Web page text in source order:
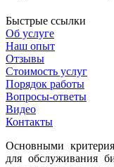
Быстрые ссылки
Об услуге
Наш опыт
Отзывы
Стоимость услуг
Порядок работы
Вопросы-ответы
Видео
Контакты
Основными
для обслуживания